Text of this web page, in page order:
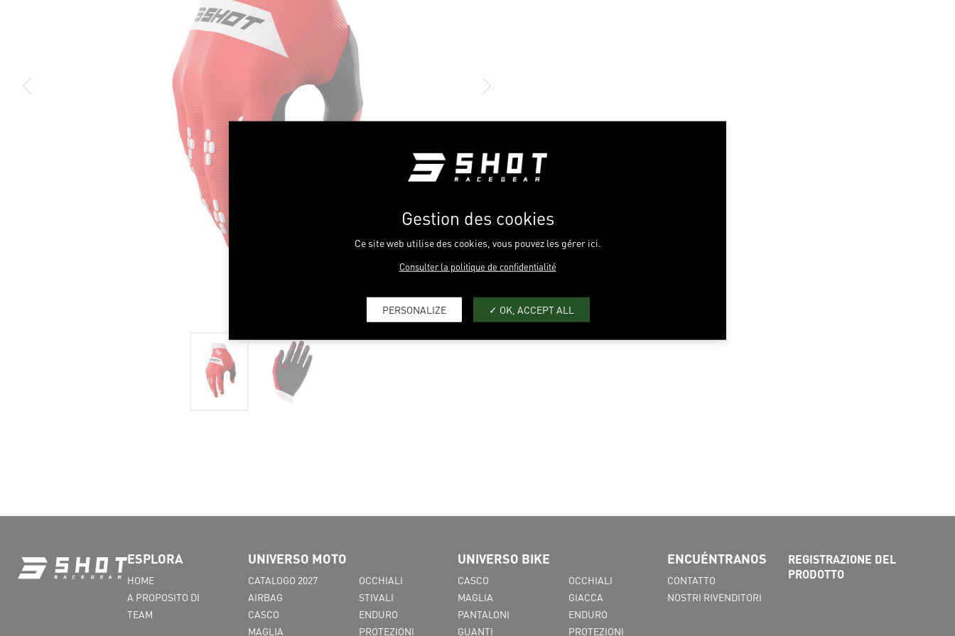
ESPLORA
HOME
A PROPOSITO DI
TEAM
UNIVERSO MOTO
CATALOGO 2027
AIRBAG
CASCO
MAGLIA
OCCHIALI
STIVALI
ENDURO
PROTEZIONI
UNIVERSO BIKE
CASCO
MAGLIA
PANTALONI
GUANTI
OCCHIALI
GIACCA
ENDURO
PROTEZIONI
ENCUÉNTRANOS
CONTATTO
NOSTRI RIVENDITORI
REGISTRAZIONE DEL
PRODOTTO
Gestion des cookies
Ce site web utilise des cookies, vous pouvez les gérer ici.
Consulter la politique de confidentialité
PERSONALIZE OK, ACCEPT ALL